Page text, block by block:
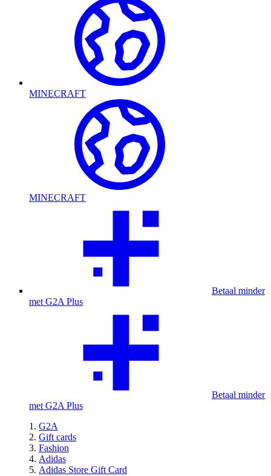
MINECRAFT
MINECRAFT
Betaal minder
met G2A Plus
Betaal minder
met G2A Plus
G2A
Gift cards
Fashion
Adidas
Adidas Store Gift Card